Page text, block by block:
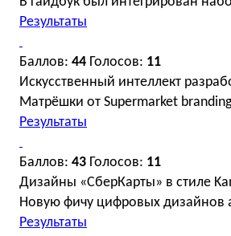
Результаты
Баллов: 44 Голосов: 11
Искусственный интеллект
Матрёшки от Supermarket
Результаты
Баллов: 43 Голосов: 11
Дизайны «СберКарты» в стиле
Новую фичу цифровых дизайнов
Результаты